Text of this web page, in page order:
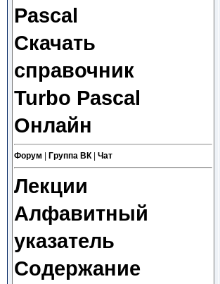
Pascal
Скачать
справочник
Turbo Pascal
Онлайн
Форум Группа ВК| Чат
Лекции
Алфавитный
указатель
Содержание